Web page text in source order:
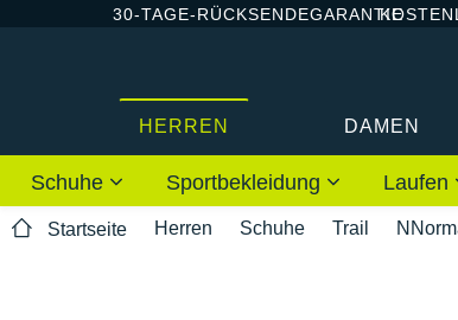
30-TAGE-RÜCKSENDEGARANTIE
HERREN DAMEN
Schuhe Sportbekleidung Laufen
Startseite Herren Schuhe Trail